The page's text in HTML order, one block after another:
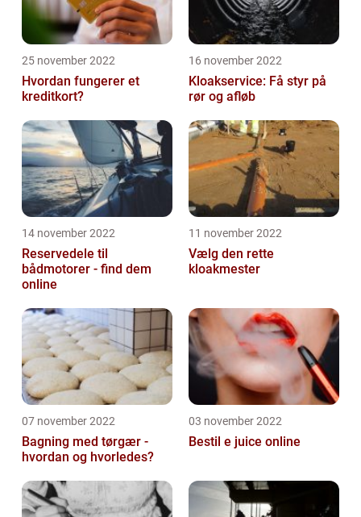
25 november 2022
Hvordan fungerer et
kreditkort?
16 november 2022
Kloakservice: Få styr på
rør og afløb
14 november 2022
Reservedele til
bådmotorer - find dem
online
11 november 2022
Vælg den rette
kloakmester
07 november 2022
Bagning med tørgær -
hvordan og hvorledes?
03 november 2022
Bestil e juice online